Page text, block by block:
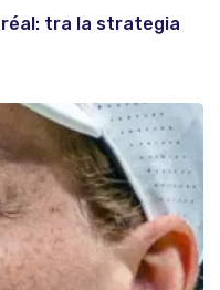
tra la strategia